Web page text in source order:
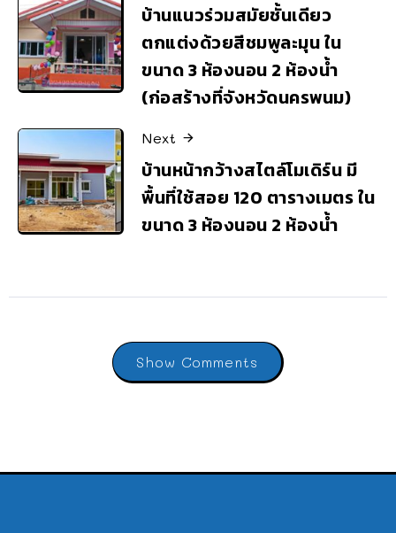
บ้านแนวร่วมสมัยชั้นเดียว
ตกแต่งด้วยสีชมพูละมุน ใน
ขนาด 3 ห้องนอน 2 ห้องน้ำ
(ก่อสร้างที่จังหวัดนครพนม)
Next
บ้านหน้ากว้างสไตล์โมเดิร์น มี
พื้นที่ใช้สอย 120 ตารางเมตร ใน
ขนาด 3 ห้องนอน 2 ห้องน้ำ
Show Comments